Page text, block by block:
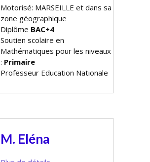
Motorisé: MARSEILLE et dans sa
zone géographique
Diplôme BAC+4
Soutien scolaire en
Mathématiques pour les niveaux
: Primaire
Professeur Education Nationale
M. Eléna